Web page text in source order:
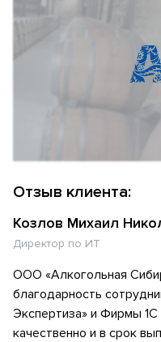
Отзыв клиента:
Козлов Михаил
Директор по ИТ
ООО «Алкогольная
благодарность
Экспертиза» и Фирмы
качественно и в срок